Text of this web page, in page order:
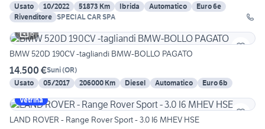
Usato
10/2022 51873 Km Ibrida Automatico
Euro 6e
Rivenditore SPECIAL CAR SPA
6
BMW 520D 190CV -tagliandi BMW-BOLLO PAGATO
14.500 €Suni(OR)
Usato
05/2017 206000 Km Diesel Automatico
Euro 6b
Vetrina
LAND ROVER - Range Rover Sport - 3.0 I6 MHEV HSE